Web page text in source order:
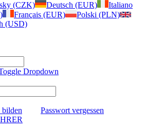
(CZK) Deutsch (EUR)
Italiano
Français (EUR)
Polski (PLN)
(USD)
Dropdown
Passwort vergessen